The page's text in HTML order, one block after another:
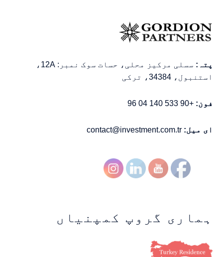
پتہ:
سسلی مرکیز محلی، حسات سوک نمبر: 12A،
استنبول، 34384، ترکی
فون: +90 533 140 04 96
ای میل: contact@investment.com.tr
ہماری گروپ کمپنیاں